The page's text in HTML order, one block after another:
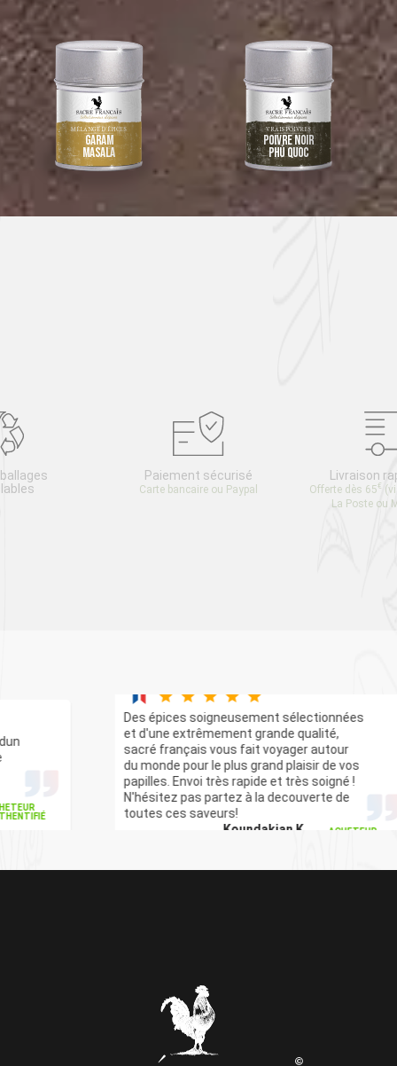
MÉLANGE D’ÉPICES
Garam
Masala
VRAIS POIVRES
Poivre Noir
Phú Quoc
Paiement sécurisé
Carte bancaire ou Paypal
Livraison
Offerte dès 65€
La Poste ou
Des épices soigneusement sélectionnées
et d'une extrêmement grande qualité,
sacré français vous fait voyager autour
du monde pour le plus grand plaisir de vos
papilles. Envoi très rapide et très soigné !
N'hésitez pas partez à la decouverte de
AUTHENTIFIÉ